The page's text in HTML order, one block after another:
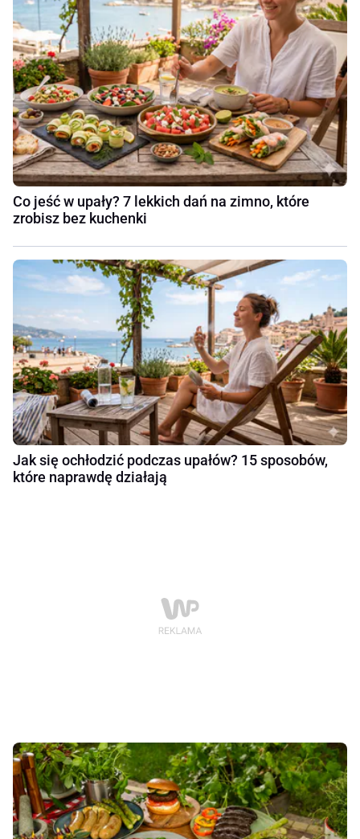
Co jeść w upały? 7 lekkich dań na zimno, które
zrobisz bez kuchenki
Jak się ochłodzić podczas upałów? 15 sposobów,
które naprawdę działają